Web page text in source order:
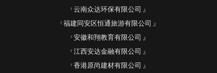
云南众达环保有限公司
福建同安区恒通旅游有限公司
安徽和翔教育有限公司
江西安达金融有限公司
香港原尚建材有限公司